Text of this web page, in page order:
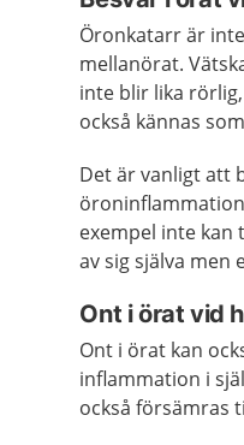
Öronkatarr är
mellanörat.
inte blir lika
också kännas
Det är vanligt att
exempel inte kan
av sig själva men
Ont i örat vid
Ont i örat kan
inflammation i
också försämras